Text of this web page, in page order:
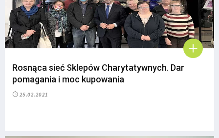
Rosnąca sieć Sklepów Charytatywnych. Dar
pomagania i moc kupowania
25.02.2021